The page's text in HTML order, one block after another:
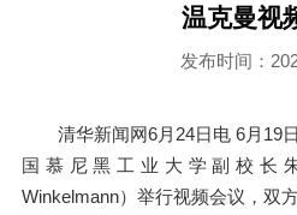
温克曼视
发布时间：
清华新闻网6月24日电 6月19
国慕尼黑工业大学副校长
Winkelmann）举行视频会议，双